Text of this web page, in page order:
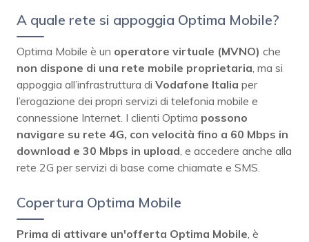
A quale rete si appoggia Optima Mobile?
Optima Mobile è un operatore virtuale (MVNO) che
non dispone di una rete mobile proprietaria, ma si
appoggia all’infrastruttura di Vodafone Italia per
l’erogazione dei propri servizi di telefonia mobile e
connessione Internet. I clienti Optima possono
navigare su rete 4G, con velocità fino a 60 Mbps in
download e 30 Mbps in upload, e accedere anche alla
rete 2G per servizi di base come chiamate e SMS.
Copertura Optima Mobile
Prima di attivare un'offerta Optima Mobile, è